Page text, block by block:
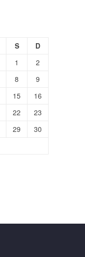
S
D
1
2
8
9
15
16
22
23
29
30